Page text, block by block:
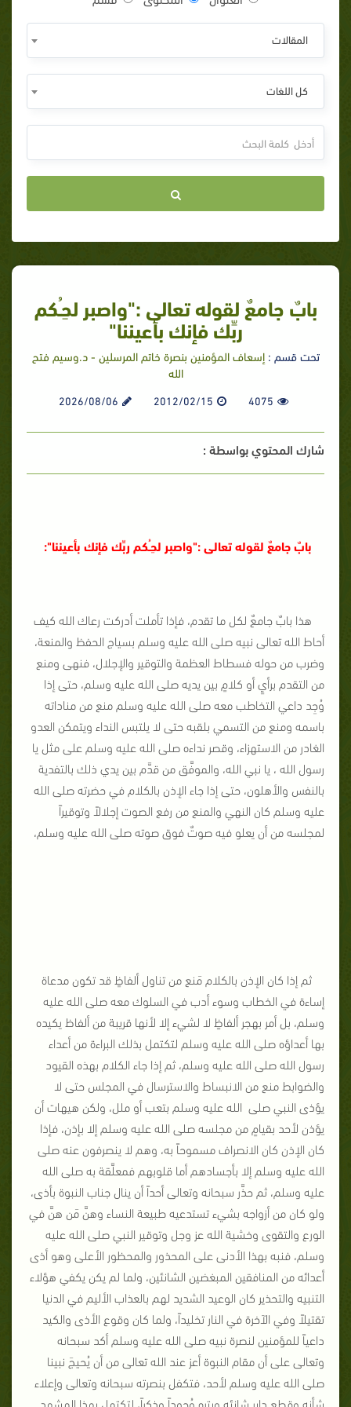
المقالات
كل اللغات
بابٌ جامعٌ لقوله تعالى :"واصبر لحِـُكم
ربِّك فإنك بأعيننا"
تحت قسم :إسعاف المؤمنين بنصرة خاتم المرسلين - د.وسيم فتح
الله
4075
2012/02/15
2026/08/06
شارك المحتوي بواسطة :
بابٌ جامعٌ لقوله تعالى:"واصبر لحِـُكم ربِّك فإنك بأعيننا":
هذا بابٌ جامعٌ لكل ما تقدم، فإذا تأملت أدركت رعاك الله كيف
أحاط الله تعالى نبيه صلى الله عليه وسلم بسياج الحفظ والمنعة،
وضرب من حوله فسطاط العظمة والتوقير والإجلال، فنهى ومنع
من التقدم برأيٍ أو كلامٍ بين يديه صلى الله عليه وسلم، حتى إذا
وُجِد داعي التخاطب معه صلى الله عليه وسلم منع من مناداته
باسمه ومنع من التسمي بلقبه حتى لا يلتبس النداء ويتمكن العدو
الغادر من الاستهزاء، وقصر نداءه صلى الله عليه وسلم على مثل يا
رسول الله ، يا نبي الله، والموفَّق من قدَّم بين يدي ذلك بالتفدية
بالنفس والأهلون، حتى إذا جاء الإذن بالكلام في حضرته صلى الله
عليه وسلم كان النهي والمنع من رفع الصوت إجلالاً وتوقيراً
لمجلسه من أن يعلو فيه صوتٌ فوق صوته صلى الله عليه وسلم،
ثم إذا كان الإذن بالكلام مَنع من تناول ألفاظٍ قد تكون مدعاة
إساءة في الخطاب وسوء أدب في السلوك معه صلى الله عليه
وسلم، بل أمر بهجر ألفاظٍ لا لشيء إلا لأنها قريبة من ألفاظ يكيده
بها أعداؤه صلى الله عليه وسلم لتكتمل بذلك البراءة من أعداء
رسول الله صلى الله عليه وسلم، ثم إذا جاء الكلام بهذه القيود
والضوابط منع من الانبساط والاسترسال في المجلس حتى لا
يؤذى النبي صلى الله عليه وسلم بتعب أو ملل، ولكن هيهات أن
يؤذن لأحد بقيامٍ من مجلسه صلى الله عليه وسلم إلا بإذن، فإذا
كان الإذن كان الانصراف مسموحاً به، وهم لا ينصرفون عنه صلى
الله عليه وسلم إلا بأجسادهم أما قلوبهم فمعلَّقة به صلى الله
عليه وسلم، ثم حذَّر سبحانه وتعالى أحداً أن ينال جناب النبوة بأذى،
ولو كان من أزواجه بشيء تستدعيه طبيعة النساء وهنَّ مَن هنَّ في
الورع والتقوى وخشية الله عز وجل وتوقير النبي صلى الله عليه
وسلم، فنبه بهذا الأدنى على المحذور والمحظور الأعلى وهو أذى
أعدائه من المنافقين المبغضين الشانئين، ولما لم يكن يكفي هؤلاء
التنبيه والتحذير كان الوعيد الشديد لهم بالعذاب الأليم في الدنيا
تقتيلاً وفي الآخرة في النار تخليداً، ولما كان وقوع الأذى والكيد
داعياً للمؤمنين لنصرة نبيه صلى الله عليه وسلم أكد سبحانه
وتعالى على أن مقام النبوة أعز عند الله تعالى من أن يُحيجَ نبينا
صلى الله عليه وسلم لأحد، فتكفل بنصرته سبحانه وتعالى وإعلاء
شأنه وقطع دابر شانئه وبتره وُجوداً وذِكراً، لتكتمل بهذا المشهد